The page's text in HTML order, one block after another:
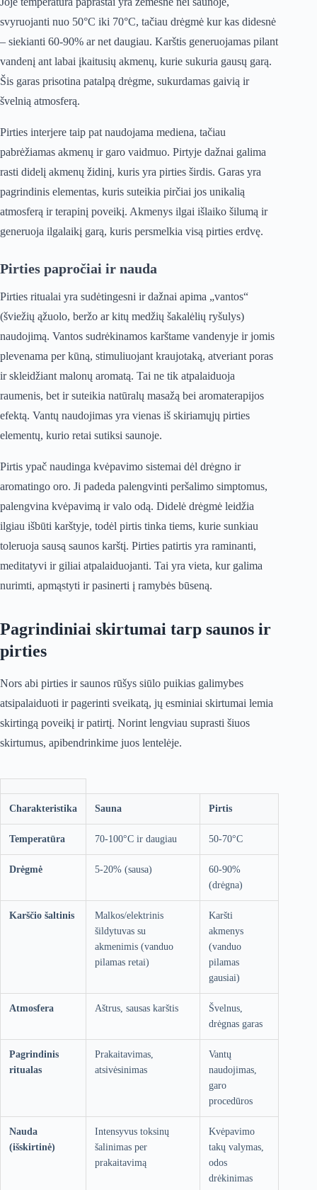
svyruojanti nuo 50°C iki 70°C, tačiau drėgmė kur kas didesnė
– siekianti 60-90% ar net daugiau. Karštis generuojamas pilant
vandenį ant labai įkaitusių akmenų, kurie sukuria gausų garą.
Šis garas prisotina patalpą drėgme, sukurdamas gaivią ir
švelnią atmosferą.
Pirties interjere taip pat naudojama mediena, tačiau
pabrėžiamas akmenų ir garo vaidmuo. Pirtyje dažnai galima
rasti didelį akmenų židinį, kuris yra pirties širdis. Garas yra
pagrindinis elementas, kuris suteikia pirčiai jos unikalią
atmosferą ir terapinį poveikį. Akmenys ilgai išlaiko šilumą ir
generuoja ilgalaikį garą, kuris persmelkia visą pirties erdvę.
Pirties papročiai ir nauda
Pirties ritualai yra sudėtingesni ir dažnai apima „vantos“
(šviežių ąžuolo, beržo ar kitų medžių šakalėlių ryšulys)
naudojimą. Vantos sudrėkinamos karštame vandenyje ir jomis
plevenama per kūną, stimuliuojant kraujotaką, atveriant poras
ir skleidžiant malonų aromatą. Tai ne tik atpalaiduoja
raumenis, bet ir suteikia natūralų masažą bei aromaterapijos
efektą. Vantų naudojimas yra vienas iš skiriamųjų pirties
elementų, kurio retai sutiksi saunoje.
Pirtis ypač naudinga kvėpavimo sistemai dėl drėgno ir
aromatingo oro. Ji padeda palengvinti peršalimo simptomus,
palengvina kvėpavimą ir valo odą. Didelė drėgmė leidžia
ilgiau išbūti karštyje, todėl pirtis tinka tiems, kurie sunkiau
toleruoja sausą saunos karštį. Pirties patirtis yra raminanti,
meditatyvi ir giliai atpalaiduojanti. Tai yra vieta, kur galima
nurimti, apmąstyti ir pasinerti į ramybės būseną.
Pagrindiniai skirtumai tarp saunos ir
pirties
Nors abi pirties ir saunos rūšys siūlo puikias galimybes
atsipalaiduoti ir pagerinti sveikatą, jų esminiai skirtumai lemia
skirtingą poveikį ir patirtį. Norint lengviau suprasti šiuos
skirtumus, apibendrinkime juos lentelėje.
Charakteristika Sauna Pirtis
Temperatūra 70-100°C ir daugiau 50-70°C
Drėgmė 5-20% (sausa)
60-90%
(drėgna)
Karščio šaltinis
Malkos/elektrinis
šildytuvas su
akmenimis (vanduo
pilamas retai)
Karšti
akmenys
(vanduo
pilamas
gausiai)
Atmosfera Aštrus, sausas karštis
Švelnus,
drėgnas garas
Pagrindinis
ritualas
Prakaitavimas,
atsivėsinimas
Vantų
naudojimas,
garo
procedūros
Nauda
(išskirtinė)
Intensyvus toksinų
šalinimas per
prakaitavimą
Kvėpavimo
takų valymas,
odos
drėkinimas